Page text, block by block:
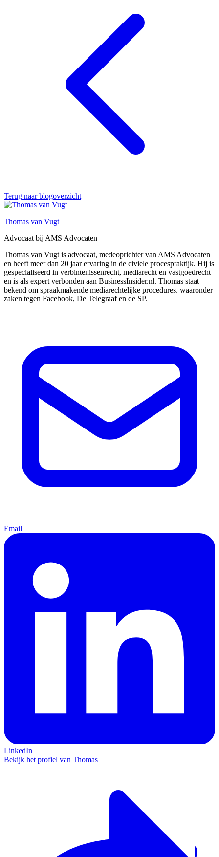
Terug naar blogoverzicht
Thomas van Vugt
Advocaat bij AMS Advocaten
Thomas van Vugt is advocaat, medeoprichter van AMS Advocaten
en heeft meer dan 20 jaar ervaring in de civiele procespraktijk. Hij is
gespecialiseerd in verbintenissenrecht, mediarecht en vastgoedrecht
en is als expert verbonden aan BusinessInsider.nl. Thomas staat
bekend om spraakmakende mediarechtelijke procedures, waaronder
zaken tegen Facebook, De Telegraaf en de SP.
Email
LinkedIn
Bekijk het profiel van Thomas